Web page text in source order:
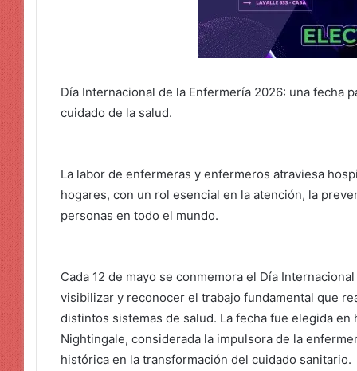
Día Internacional de la Enfermería 2026: una fecha
cuidado de la salud.
La labor de enfermeras y enfermeros atraviesa
hogares, con un rol esencial en la atención, la
personas en todo el mundo.
Cada 12 de mayo se conmemora el Día
visibilizar y reconocer el trabajo fundamental que
distintos sistemas de salud. La fecha fue elegida
Nightingale, considerada la impulsora de la
histórica en la transformación del cuidado sanitario.